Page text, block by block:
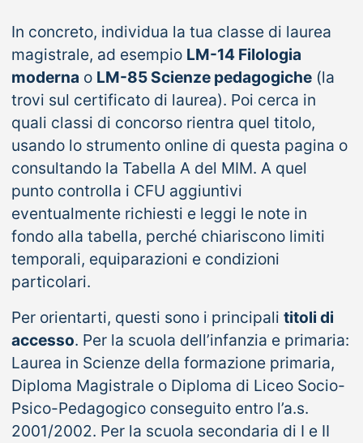
In concreto, individua la tua classe di laurea
magistrale, ad esempio LM-14 Filologia
moderna o LM-85 Scienze pedagogiche (la
trovi sul certificato di laurea). Poi cerca in
quali classi di concorso rientra quel titolo,
usando lo strumento online di questa pagina o
consultando la Tabella A del MIM. A quel
punto controlla i CFU aggiuntivi
eventualmente richiesti e leggi le note in
fondo alla tabella, perché chiariscono limiti
temporali, equiparazioni e condizioni
particolari.
Per orientarti, questi sono i principalititoli di
accesso. Per la scuola dell’infanzia e primaria:
Laurea in Scienze della formazione primaria,
Diploma Magistrale o Diploma di Liceo Socio-
Psico-Pedagogico conseguito entro l’a.s.
2001/2002. Per la scuola secondaria di I e II